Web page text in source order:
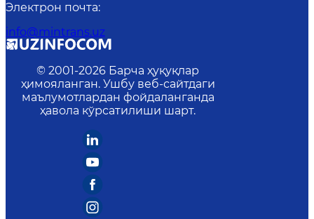
Электрон почта:
info@mintrans.uz
© 2001-2026 Барча ҳуқуқлар
ҳимояланган. Ушбу веб-сайтдаги
маълумотлардан фойдаланганда
ҳавола кўрсатилиши шарт.